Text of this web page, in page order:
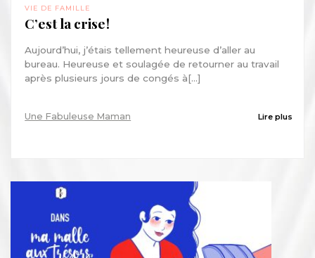
VIE DE FAMILLE
C’est la crise !
Aujourd’hui, j’étais tellement heureuse d’aller au
bureau. Heureuse et soulagée de retourner au travail
après plusieurs jours de congés à[...]
Une Fabuleuse Maman Lire plus